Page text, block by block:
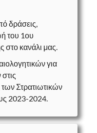
δράσεις,
του 1ου
κανάλι μας.
για
των Στρατιωτικών
2023-2024.